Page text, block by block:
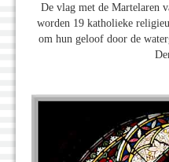
De vlag met de Martelaren
worden 19 katholieke
om hun geloof door de